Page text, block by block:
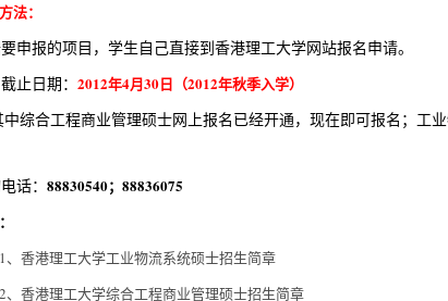
法：
申报的项目，学生自己直接到香港理工大学网站报名申请。
止日期： 2012年4月30日 （2012年秋季入学）
中综合工程商业管理硕士网上报名已经开通，现在即可报名；工
话： 88830540； 88836075
、香港理工大学工业物流系统硕士招生简章
、香港理工大学综合工程商业管理硕士招生简章